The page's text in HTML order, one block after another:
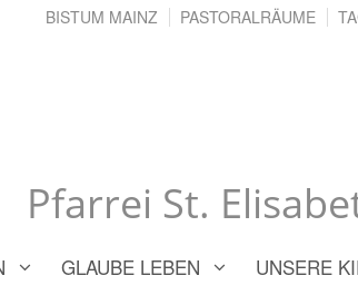
Pfarrei St.
BISTUM MAINZ PASTORALRÄUME
GLAUBE LEBEN UNSERE